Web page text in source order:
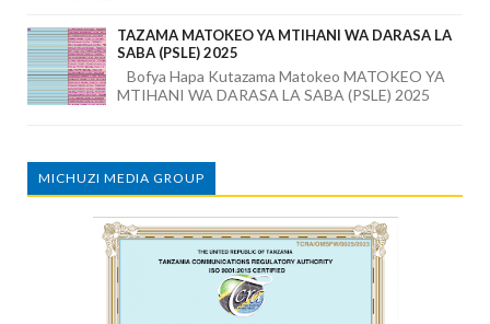
TAZAMA MATOKEO YA MTIHANI WA DARASA LA
SABA (PSLE) 2025
Bofya Hapa Kutazama Matokeo MATOKEO YA
MTIHANI WA DARASA LA SABA (PSLE) 2025
MICHUZI MEDIA GROUP